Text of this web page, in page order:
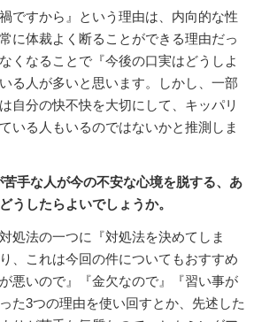
ですから』という理由は、内向的な性
に体裁よく断ることができる理由だっ
くなることで『今後の口実はどうしよ
る人が多いと思います。しかし、一部
自分の快不快を大切にして、キッパリ
いる人もいるのではないかと推測しま
手な人が今の不安な心境を脱する、あ
うしたらよいでしょうか。
処法の一つに『対処法を決めてしま
、これは今回の件についてもおすすめ
悪いので』『金欠なので』『習い事が
た3つの理由を使い回すとか、先述した